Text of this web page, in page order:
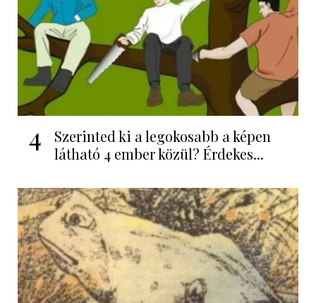
4
Szerinted ki a legokosabb a képen
látható 4 ember közül? Érdekes...